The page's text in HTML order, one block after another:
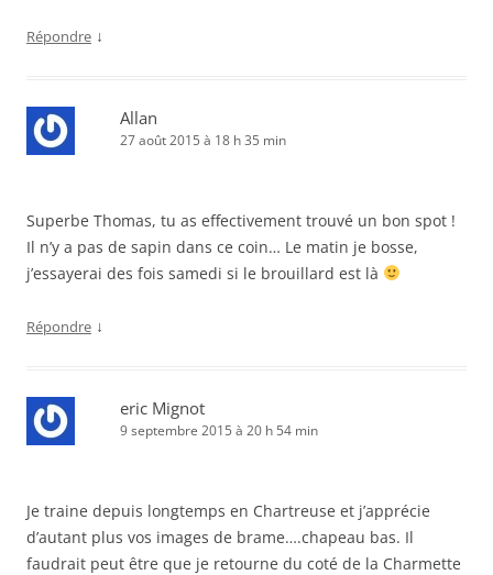
Répondre ↓
Allan
27 août 2015 à 18 h 35 min
Superbe Thomas, tu as effectivement trouvé un bon spot !
Il n’y a pas de sapin dans ce coin… Le matin je bosse,
j’essayerai des fois samedi si le brouillard est là
Répondre ↓
eric Mignot
9 septembre 2015 à 20 h 54 min
Je traine depuis longtemps en Chartreuse et j’apprécie
d’autant plus vos images de brame….chapeau bas. Il
faudrait peut être que je retourne du coté de la Charmette